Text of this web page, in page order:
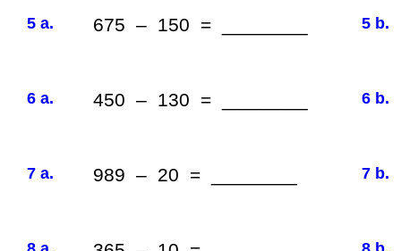
5 a. 675 – 150 = ________ 5 b.
6 a. 450 – 130 = ________ 6 b.
7 a. 989 – 20 = ________ 7 b.